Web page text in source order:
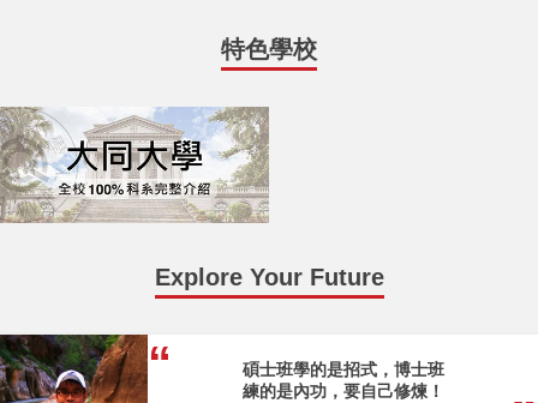
特色學校
Explore Your Future
碩士班學的是招式，博士班
練的是內功，要自己修煉！